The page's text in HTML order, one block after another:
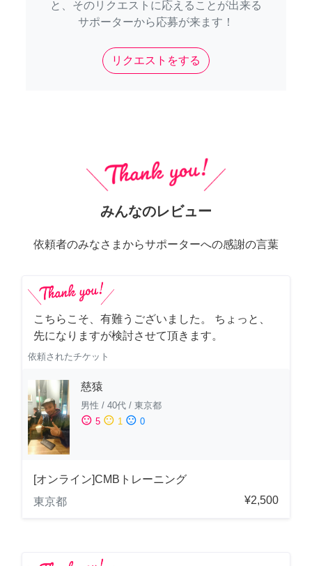
と、そのリクエストに応えることが出来る
サポーターから応募が来ます！
リクエストをする
みんなのレビュー
依頼者のみなさまからサポーターへの感謝の言葉
こちらこそ、有難うございました。 ちょっと、
先になりますが検討させて頂きます。
依頼されたチケット
慈猿
男性 / 40代 / 東京都
sentiment_satisfied 5 sentiment_neutral 1 sentiment_dissatisfied 0
[オンライン]CMBトレーニング
東京都
¥2,500